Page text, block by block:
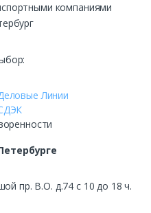
компаниями
Линии
пр. В.О. д.74 с 10 до 18 ч.